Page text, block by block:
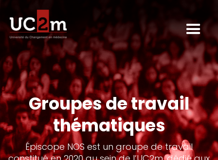
Groupes de travail
thématiques
Épiscope NOS est un groupe de travail